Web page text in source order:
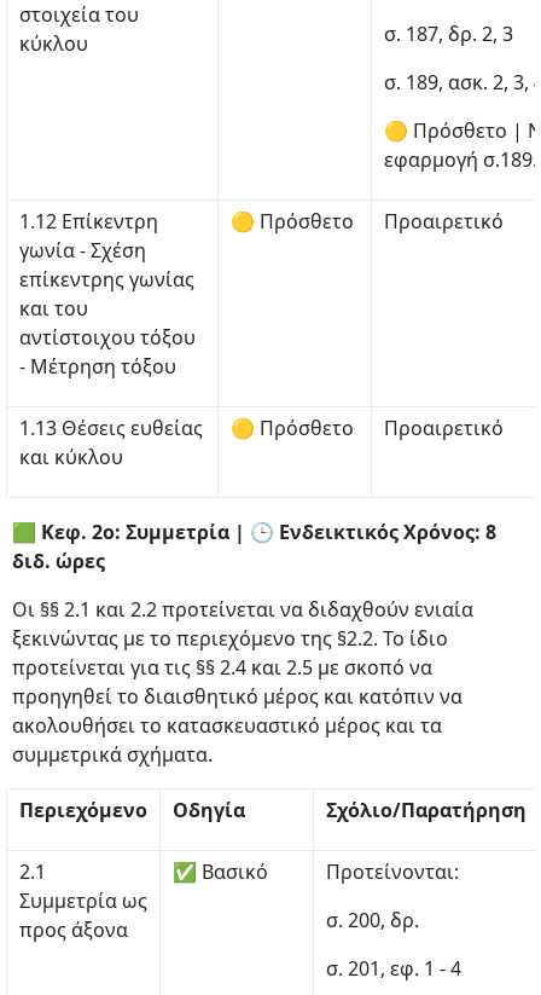
στοιχεία του
κύκλου
σ. 187, δρ. 2, 3
σ. 189, ασκ. 2, 3,
🟡 Πρόσθετο |
εφαρμογή σ.189.
1.12 Επίκεντρη
γωνία - Σχέση
επίκεντρης γωνίας
και του
αντίστοιχου τόξου
- Μέτρηση τόξου
🟡 Πρόσθετο Προαιρετικό
1.13 Θέσεις ευθείας
και κύκλου
🟡 Πρόσθετο Προαιρετικό
🟩 Κεφ. 2ο: Συμμετρία | 🕒 Ενδεικτικός Χρόνος: 8
διδ. ώρες
Οι §§ 2.1 και 2.2 προτείνεται να διδαχθούν ενιαία
ξεκινώντας με το περιεχόμενο της §2.2. Το ίδιο
προτείνεται για τις §§ 2.4 και 2.5 με σκοπό να
προηγηθεί το διαισθητικό μέρος και κατόπιν να
ακολουθήσει το κατασκευαστικό μέρος και τα
συμμετρικά σχήματα.
Περιεχόμενο Οδηγία Σχόλιο/Παρατήρηση
2.1
Συμμετρία ως
προς άξονα
✅ Βασικό
Προτείνονται:
σ. 200, δρ.
σ. 201, εφ. 1 - 4